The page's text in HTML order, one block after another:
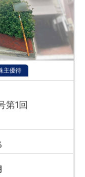
主優待
第1回